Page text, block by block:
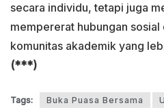
secara individu, tetapi juga
mempererat hubungan sosial
komunitas akademik yang
(***)
Tags: Buka Puasa Bersama